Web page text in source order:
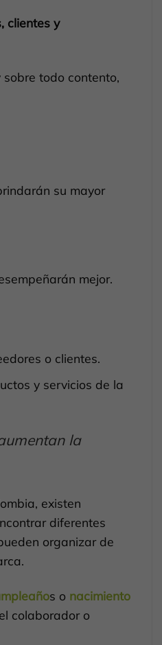
clientes y
todo contento,
su mayor
mejor.
o clientes.
y servicios de la
la
existen
diferentes
organizar de
s o nacimiento
colaborador o